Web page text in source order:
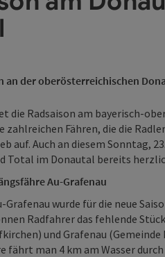
an der oberösterreichischen
die Radsaison am bayerisch-
zahlreichen Fähren, die die
auf. Auch an diesem Sonntag,
Total im Donautal bereits
Au-Grafenau
Grafenau wurde für die neue
Radfahrer das fehlende
und Grafenau
fährt man 4 km am Wasser